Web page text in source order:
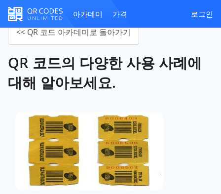
아카데미 가격 로그인
<< QR 코드 아카데미로 돌아가기
QR 코드의 다양한 사용 사례에
대해 알아보세요.